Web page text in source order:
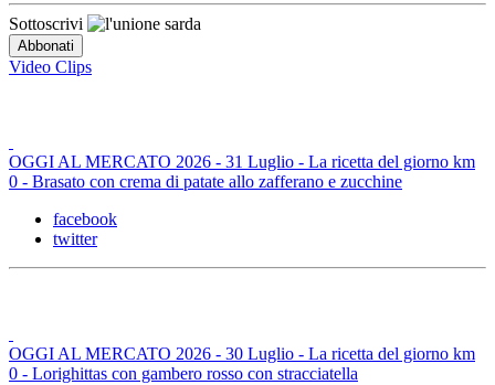
Sottoscrivi
Video Clips
OGGI AL MERCATO 2026 - 31 Luglio - La ricetta del giorno km
0 - Brasato con crema di patate allo zafferano e zucchine
facebook
twitter
OGGI AL MERCATO 2026 - 30 Luglio - La ricetta del giorno km
0 - Lorighittas con gambero rosso con stracciatella